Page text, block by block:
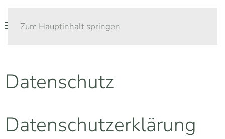
Zum Hauptinhalt springen
Datenschutz
Datenschutzerklärung